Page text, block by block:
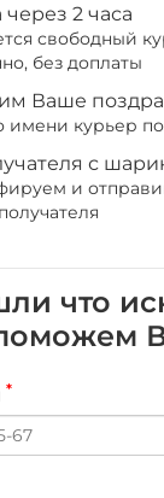
через 2 часа
свободный
без доплаты
Ваше
курьер
с
и
что
*